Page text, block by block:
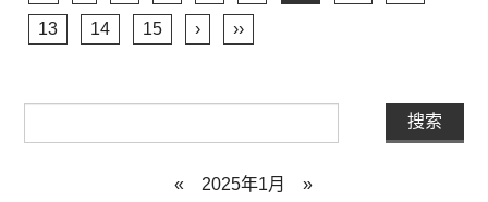
13 14 15 › ››
« 2025年1月 »